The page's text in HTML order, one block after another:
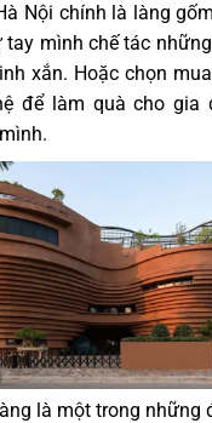
Nội chính là làng
mình chế tác
xắn. Hoặc chọn
để làm quà cho gia
là một trong những